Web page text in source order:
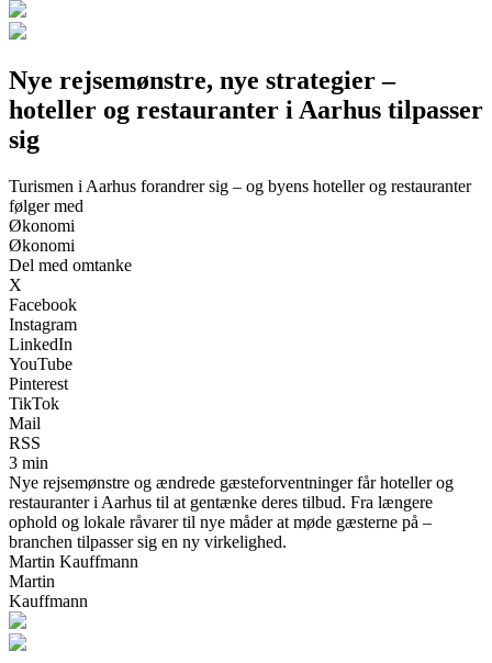
Nye rejsemønstre, nye strategier –
hoteller og restauranter i Aarhus tilpasser
sig
Turismen i Aarhus forandrer sig – og byens hoteller og restauranter
følger med
Økonomi
Økonomi
Del med omtanke
X
Facebook
Instagram
LinkedIn
YouTube
Pinterest
TikTok
Mail
RSS
3 min
Nye rejsemønstre og ændrede gæsteforventninger får hoteller og
restauranter i Aarhus til at gentænke deres tilbud. Fra længere
ophold og lokale råvarer til nye måder at møde gæsterne på –
branchen tilpasser sig en ny virkelighed.
Martin Kauffmann
Martin
Kauffmann